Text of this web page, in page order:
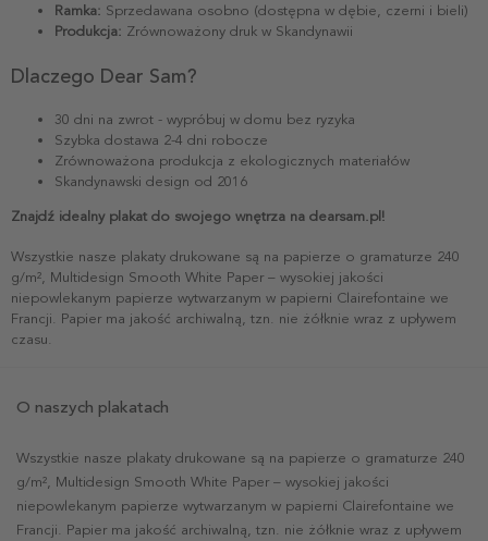
Ramka: Sprzedawana osobno (dostępna w dębie, czerni i bieli)
Produkcja: Zrównoważony druk w Skandynawii
Dlaczego Dear Sam?
30 dni na zwrot - wypróbuj w domu bez ryzyka
Szybka dostawa 2-4 dni robocze
Zrównoważona produkcja z ekologicznych materiałów
Skandynawski design od 2016
Znajdź idealny plakat do swojego wnętrza na dearsam.pl!
Wszystkie nasze plakaty drukowane są na papierze o gramaturze 240
g/m², Multidesign Smooth White Paper – wysokiej jakości
niepowlekanym papierze wytwarzanym w papierni Clairefontaine we
Francji. Papier ma jakość archiwalną, tzn. nie żółknie wraz z upływem
czasu.
O naszych plakatach
Wszystkie nasze plakaty drukowane są na papierze o gramaturze 240
g/m², Multidesign Smooth White Paper – wysokiej jakości
niepowlekanym papierze wytwarzanym w papierni Clairefontaine we
Francji. Papier ma jakość archiwalną, tzn. nie żółknie wraz z upływem